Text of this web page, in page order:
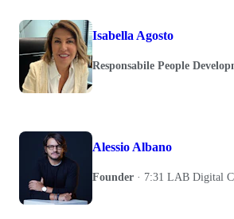
Isabella Agosto
Responsabile People
Alessio Albano
Founder · 7:31 LAB Digital